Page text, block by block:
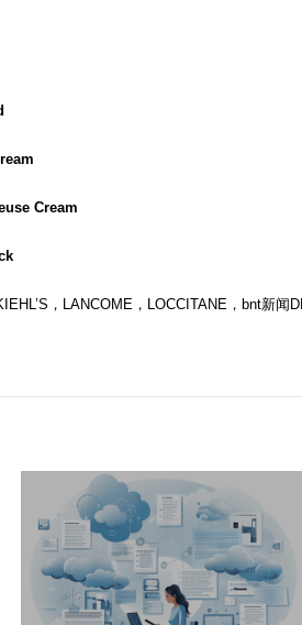
Cream
，LANCOME，LOCCITANE，bnt新闻